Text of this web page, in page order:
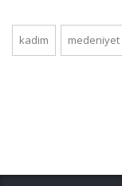
kadim medeniyet